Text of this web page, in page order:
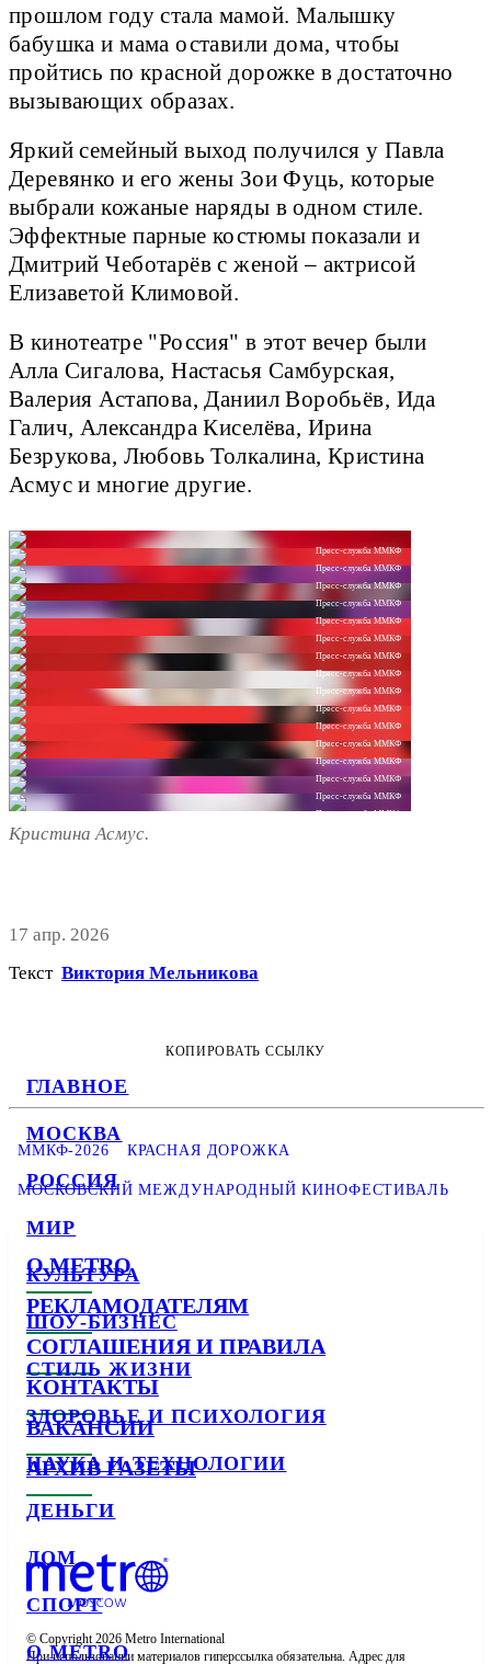
ГЛАВНОЕ
МОСКВА
РОССИЯ
МИР
КУЛЬТУРА
ШОУ-БИЗНЕС
СТИЛЬ ЖИЗНИ
ЗДОРОВЬЕ И ПСИХОЛОГИЯ
НАУКА И ТЕХНОЛОГИИ
ДЕНЬГИ
ДОМ
СПОРТ
О METRO
прошлом году стала мамой. Малышку
бабушка и мама оставили дома, чтобы
пройтись по красной дорожке в достаточно
вызывающих образах.
Яркий семейный выход получился у Павла
Деревянко и его жены Зои Фуць, которые
выбрали кожаные наряды в одном стиле.
Эффектные парные костюмы показали и
Дмитрий Чеботарёв с женой – актрисой
Елизаветой Климовой.
В кинотеатре "Россия" в этот вечер были
Алла Сигалова, Настасья Самбурская,
Валерия Астапова, Даниил Воробьёв, Ида
Галич, Александра Киселёва, Ирина
Безрукова, Любовь Толкалина, Кристина
Асмус и многие другие.
Пресс-служба ММКФ
Пресс-служба ММКФ
Пресс-служба ММКФ
Пресс-служба ММКФ
Пресс-служба ММКФ
Пресс-служба ММКФ
Пресс-служба ММКФ
Пресс-служба ММКФ
Пресс-служба ММКФ
Пресс-служба ММКФ
Пресс-служба ММКФ
Пресс-служба ММКФ
Пресс-служба ММКФ
Пресс-служба ММКФ
Пресс-служба ММКФ
Пресс-служба ММКФ
Кристина Асмус.
17 апр. 2026
Текст Виктория Мельникова
КОПИРОВАТЬ ССЫЛКУ
ММКФ-2026 КРАСНАЯ ДОРОЖКА
МОСКОВСКИЙ МЕЖДУНАРОДНЫЙ КИНОФЕСТИВАЛЬ
О METRO
РЕКЛАМОДАТЕЛЯМ
СОГЛАШЕНИЯ И ПРАВИЛА
КОНТАКТЫ
ВАКАНСИИ
АРХИВ ГАЗЕТЫ
© Copyright 2026 Metro International
При использовании материалов гиперссылка обязательна. Адрес для